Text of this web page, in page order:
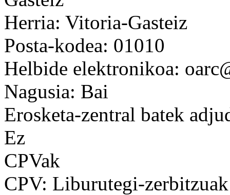
Herria: Vitoria-Gasteiz
Posta-kodea: 01010
Helbide elektronikoa:
Nagusia: Bai
Erosketa-zentral batek
Ez
CPVak
CPV: Liburutegi-zerbitzuak